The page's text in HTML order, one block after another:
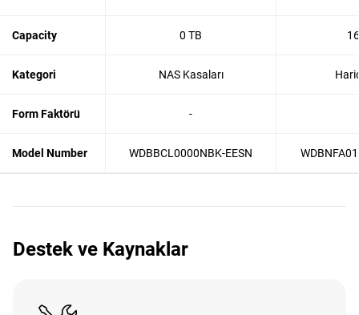
Capacity 0 TB
Kategori NAS Kasaları
Form Faktörü -
Model Number WDBBCL0000NBK-EESN
Destek ve Kaynaklar